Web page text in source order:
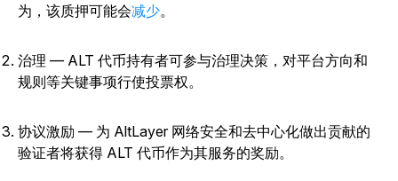
为，该质押可能会减少。
治理 — ALT 代币持有者可参与治理决策，对平台方向和
规则等关键事项行使投票权。
协议激励 — 为 AltLayer 网络安全和去中心化做出贡献的
验证者将获得 ALT 代币作为其服务的奖励。